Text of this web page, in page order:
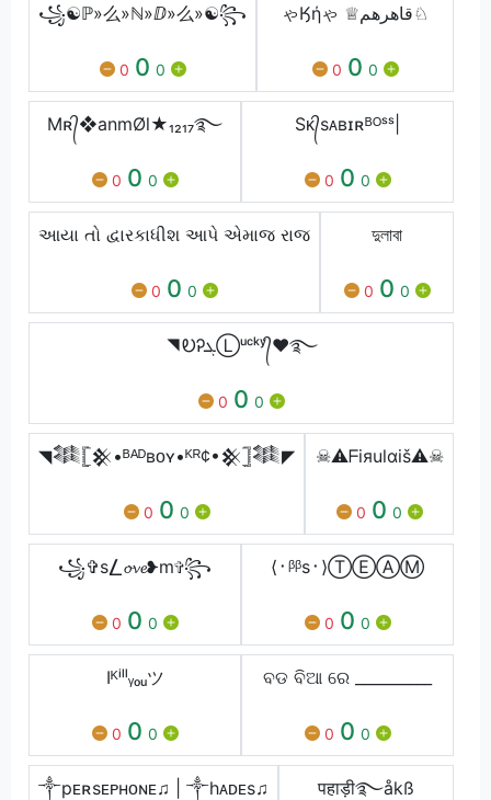
꧁☯ℙ»么»ℕ»ⅅ»么»☯꧂
0 0 0
ゃӃήゃ ♕قاهرهم♘
0 0 0
Mʀ᭄❖anmØl★₁₂₁₇࿐
0 0 0
Sᴋ᭄sᴀʙɪʀᴮᴼˢˢ|
0 0 0
આયા તો દ્વારકાધીશ આપે એમાજ રાજ
0 0 0
দুলাবা
0 0 0
◥ᎧᎮܓⓁᵘᶜᵏʸ᭄❤࿐
0 0 0
◥𒈞𓊈𒆜•ᴮᴬᴰʙᴏʏ•ᴷᴿ¢•𒆜𓊉𒈞◤
0 0 0
☠⚠ᖴiяulαiš⚠☠
0 0 0
꧁✞s⎳𝓸𝓿𝓮❥m✞꧂
0 0 0
⟨᛫ᵝᵝs᛫⟩ⓉⒺⒶⓂ
0 0 0
Iᴷⁱˡˡᵧₒᵤツ
0 0 0
ବଡ ବିଆ ରେ __________
0 0 0
༒︎pᴇʀsᴇᴘʜᴏɴᴇ♫︎ | ༒︎hᴀᴅᴇs♫︎ पहाड़ी࿐åkß